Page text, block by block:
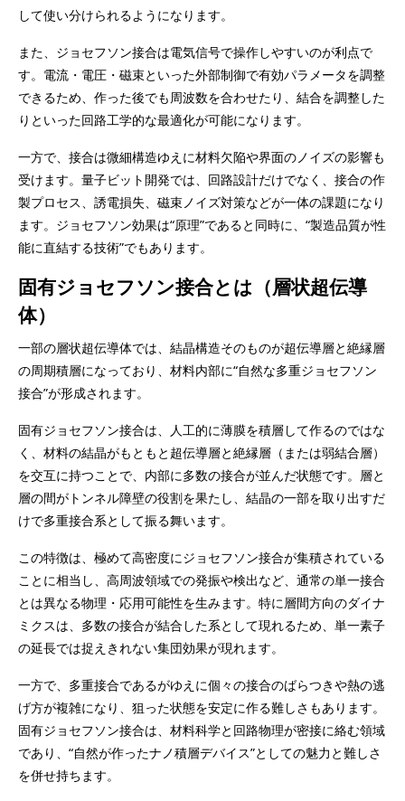
して使い分けられるようになります。
また、ジョセフソン接合は電気信号で操作しやすいのが利点で
す。電流・電圧・磁束といった外部制御で有効パラメータを調整
できるため、作った後でも周波数を合わせたり、結合を調整した
りといった回路工学的な最適化が可能になります。
一方で、接合は微細構造ゆえに材料欠陥や界面のノイズの影響も
受けます。量子ビット開発では、回路設計だけでなく、接合の作
製プロセス、誘電損失、磁束ノイズ対策などが一体の課題になり
ます。ジョセフソン効果は“原理”であると同時に、“製造品質が性
能に直結する技術”でもあります。
固有ジョセフソン接合とは（層状超伝導
体）
一部の層状超伝導体では、結晶構造そのものが超伝導層と絶縁層
の周期積層になっており、材料内部に“自然な多重ジョセフソン
接合”が形成されます。
固有ジョセフソン接合は、人工的に薄膜を積層して作るのではな
く、材料の結晶がもともと超伝導層と絶縁層（または弱結合層）
を交互に持つことで、内部に多数の接合が並んだ状態です。層と
層の間がトンネル障壁の役割を果たし、結晶の一部を取り出すだ
けで多重接合系として振る舞います。
この特徴は、極めて高密度にジョセフソン接合が集積されている
ことに相当し、高周波領域での発振や検出など、通常の単一接合
とは異なる物理・応用可能性を生みます。特に層間方向のダイナ
ミクスは、多数の接合が結合した系として現れるため、単一素子
の延長では捉えきれない集団効果が現れます。
一方で、多重接合であるがゆえに個々の接合のばらつきや熱の逃
げ方が複雑になり、狙った状態を安定に作る難しさもあります。
固有ジョセフソン接合は、材料科学と回路物理が密接に絡む領域
であり、“自然が作ったナノ積層デバイス”としての魅力と難しさ
を併せ持ちます。